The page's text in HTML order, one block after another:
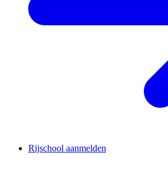
Rijschool aanmelden